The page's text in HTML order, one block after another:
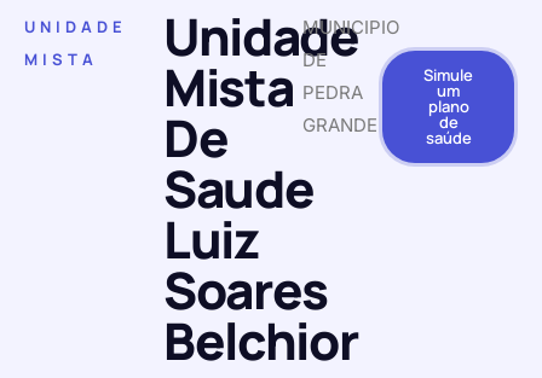
UNIDADE
MISTA
Unidade
Mista
De
Saude
Luiz
Soares
Belchior
MUNICIPIO
DE
PEDRA
GRANDE
Simule
um
plano
de
saúde